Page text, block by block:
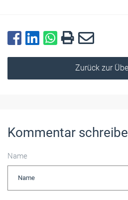
Zurück zur
Kommentar
Name